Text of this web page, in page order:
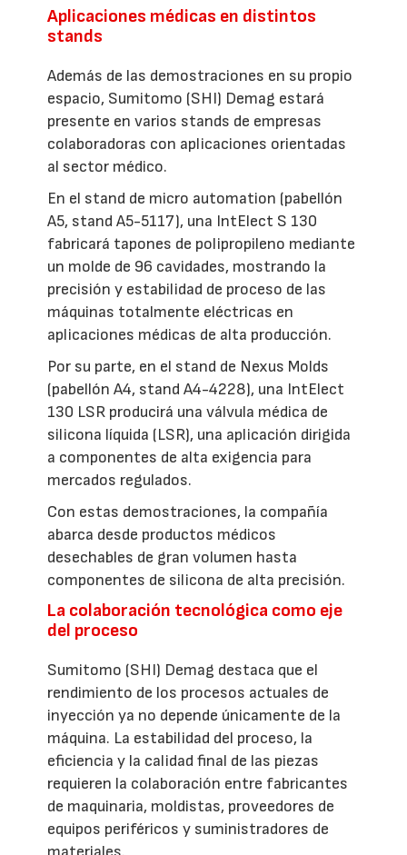
Aplicaciones médicas en distintos
stands
Además de las demostraciones en su propio
espacio, Sumitomo (SHI) Demag estará
presente en varios stands de empresas
colaboradoras con aplicaciones orientadas
al sector médico.
En el stand de micro automation (pabellón
A5, stand A5-5117), una IntElect S 130
fabricará tapones de polipropileno mediante
un molde de 96 cavidades, mostrando la
precisión y estabilidad de proceso de las
máquinas totalmente eléctricas en
aplicaciones médicas de alta producción.
Por su parte, en el stand de Nexus Molds
(pabellón A4, stand A4-4228), una IntElect
130 LSR producirá una válvula médica de
silicona líquida (LSR), una aplicación dirigida
a componentes de alta exigencia para
mercados regulados.
Con estas demostraciones, la compañía
abarca desde productos médicos
desechables de gran volumen hasta
componentes de silicona de alta precisión.
La colaboración tecnológica como eje
del proceso
Sumitomo (SHI) Demag destaca que el
rendimiento de los procesos actuales de
inyección ya no depende únicamente de la
máquina. La estabilidad del proceso, la
eficiencia y la calidad final de las piezas
requieren la colaboración entre fabricantes
de maquinaria, moldistas, proveedores de
equipos periféricos y suministradores de